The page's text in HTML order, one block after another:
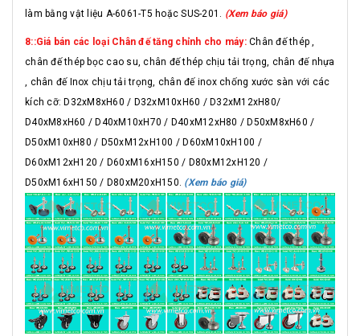
làm bằng vật liệu A-6061-T5 hoặc SUS-201.
(Xem báo giá)
8::Giá bán các loại Chân đế tăng chỉnh cho máy:Chân đế thép ,
chân đế thép bọc cao su, chân đế thép chịu tải trọng, chân đế nhựa
, chân đế Inox chịu tải trọng, chân đế inox chống xước sàn với các
kích cỡ: D32xM8xH60 / D32xM10xH60 / D32xM12xH80/
D40xM8xH60 / D40xM10xH70 / D40xM12xH80 / D50xM8xH60 /
D50xM10xH80 / D50xM12xH100 / D60xM10xH100 /
D60xM12xH120 / D60xM16xH150 / D80xM12xH120 /
D50xM16xH150 / D80xM20xH150. (Xem báo giá)